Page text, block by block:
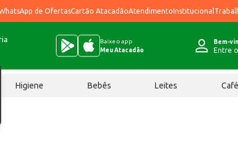
de OfertasCartão AtacadãoAtendimentoInstitucional
Baixe o app
Meu Atacadão
Bem-
Entre
Higiene Bebês Leites